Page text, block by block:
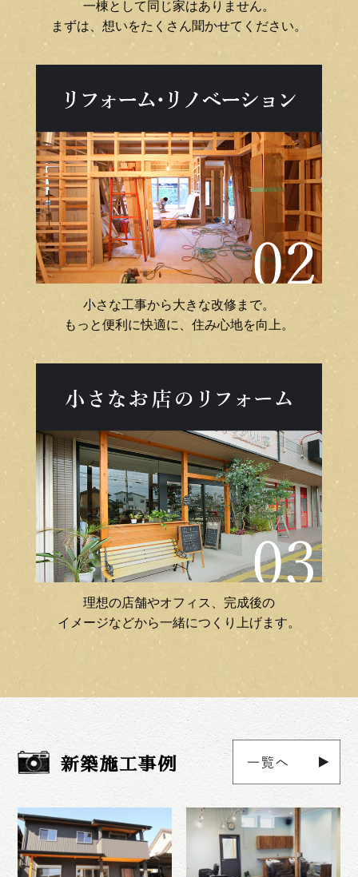
一棟として同じ家はありません。
まずは、想いをたくさん聞かせてください。
小さな工事から大きな改修まで。
もっと便利に快適に、住み心地を向上。
理想の店舗やオフィス、完成後の
イメージなどから一緒につくり上げます。
新築施工事例